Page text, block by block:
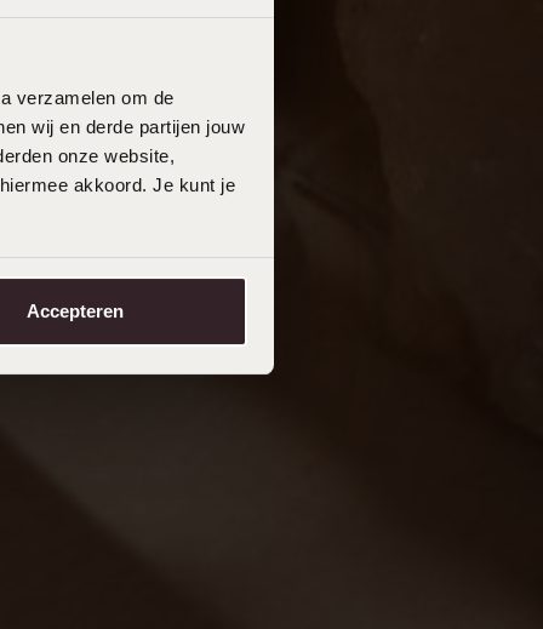
verzamelen om de
wij en derde partijen jouw
onze website,
akkoord. Je kunt je
Accepteren